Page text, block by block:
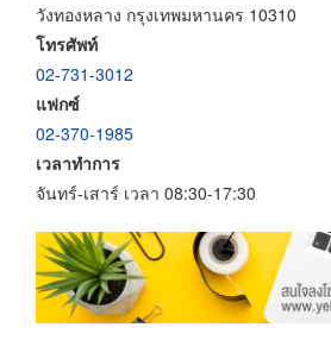
วังทองหลาง กรุงเทพมหานคร 10310
โทรศัพท์
02-731-3012
แฟกซ์
02-370-1985
เวลาทำการ
จันทร์-เสาร์ เวลา 08:30-17:30